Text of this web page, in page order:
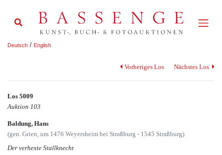
Deutsch / English
Vorheriges Los Nächstes Los
Los 5009
Auktion 103
Baldung, Hans
(gen. Grien, um 1476 Weyersheim bei Straßburg - 1545 Straßburg)
Der verhexte Stallknecht